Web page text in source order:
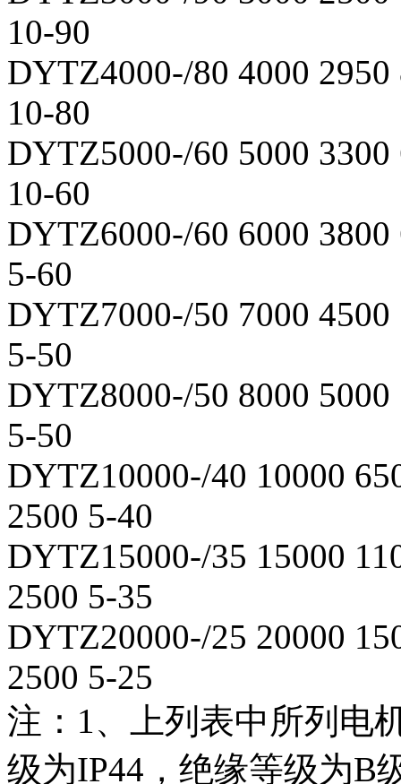
10-90
DYTZ4000-/80 4000
10-80
DYTZ5000-/60 5000
10-60
DYTZ6000-/60 6000
5-60
DYTZ7000-/50 7000
5-50
DYTZ8000-/50 8000
5-50
DYTZ10000-/40 10000
2500 5-40
DYTZ15000-/35 15000
2500 5-35
DYTZ20000-/25 20000
2500 5-25
注： 1 、上列表中所列电
级为IP44 ，绝缘等级为B